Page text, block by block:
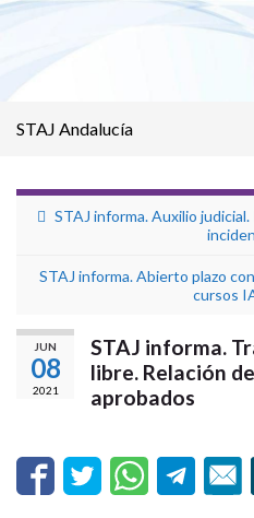
STAJ Andalucía
STAJ informa. Auxilio
STAJ informa. Abierto plazo
cursos
JUN
08
2021
STAJ informa.
libre. Relación
aprobados